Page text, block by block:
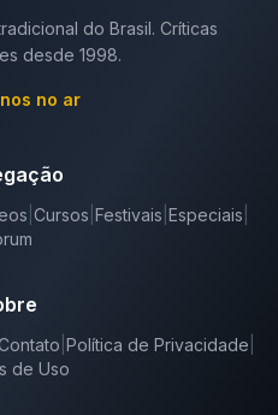
do Brasil. Críticas
desde 1998.
no ar
Cursos Festivais Especiais
Política de Privacidade
de Uso